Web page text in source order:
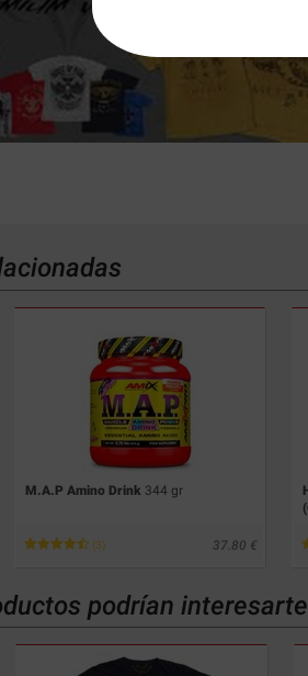
M.A.P Amino Drink 344 gr
(3) 37.80
podrían interesarte